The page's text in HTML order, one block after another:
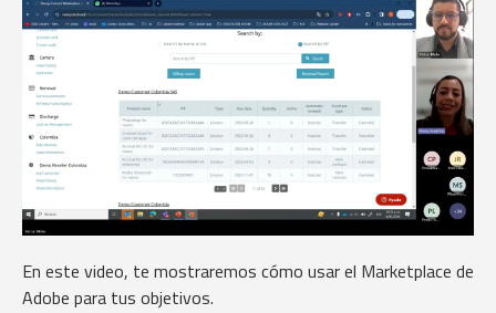
En este video, te mostraremos cómo usar el Marketplace de
Adobe para tus objetivos.